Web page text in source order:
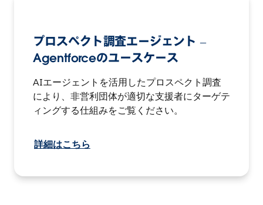
プロスペクト調査エージェント –
Agentforceのユースケース
AIエージェントを活用したプロスペクト調査
により、非営利団体が適切な支援者にターゲテ
ィングする仕組みをご覧ください。
詳細はこちら